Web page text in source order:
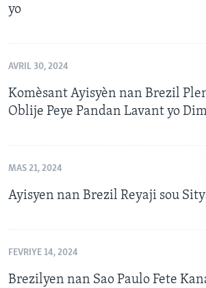
yo
AVRIL 30, 2024
Komèsant Ayisyèn nan Brezil
Oblije Peye Pandan Lavant yo
MAS 21, 2024
Ayisyen nan Brezil Reyaji sou
FEVRIYE 14, 2024
Brezilyen nan Sao Paulo Fete